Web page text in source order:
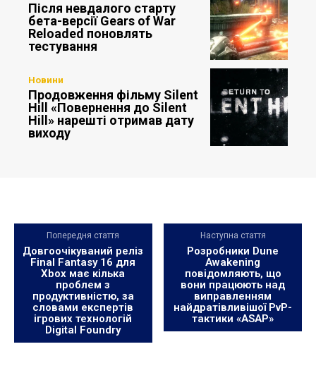
Після невдалого старту
бета-версії Gears of War
Reloaded поновлять
тестування
Новини
Продовження фільму Silent
Hill «Повернення до Silent
Hill» нарешті отримав дату
виходу
Попередня стаття
Довгоочікуваний реліз
Final Fantasy 16 для
Xbox має кілька
проблем з
продуктивністю, за
словами експертів
ігрових технологій
Digital Foundry
Наступна стаття
Розробники Dune
Awakening
повідомляють, що
вони працюють над
виправленням
найдратівливішої PvP-
тактики «ASAP»